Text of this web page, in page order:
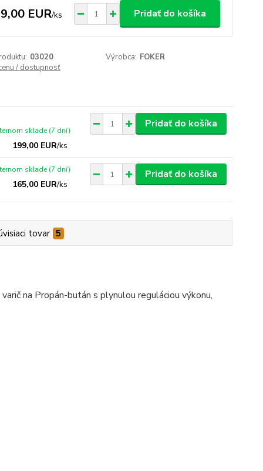
EUR/ks Pridať do košíka
03020 Výrobca: FOKER
/ dostupnosť
199,00 EUR/ks
sklade (7 dní)
Pridať do košíka
165,00 EUR/ks
sklade (7 dní) Pridať do košíka
tovar 5
na Propán-bután s plynulou reguláciou výkonu,